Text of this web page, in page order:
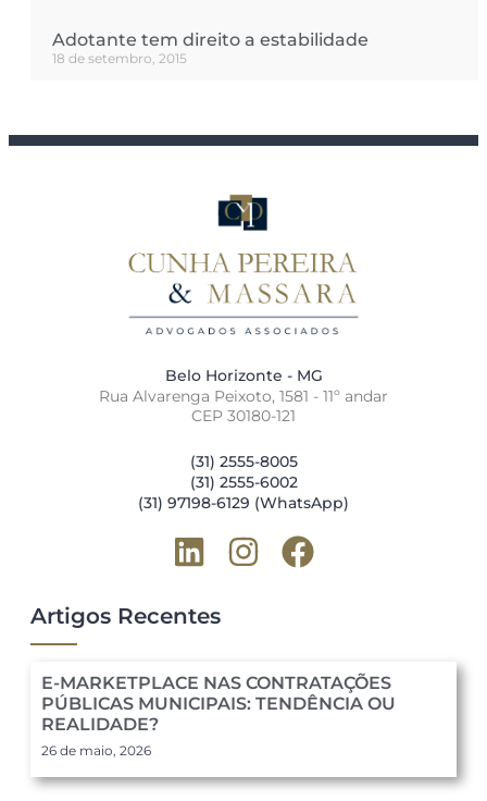
Adotante tem direito a estabilidade
18 de setembro, 2015
Belo Horizonte - MG
Rua Alvarenga Peixoto, 1581 - 11º andar
CEP 30180-121
(31) 2555-8005
(31) 2555-6002
(31) 97198-6129 (WhatsApp)
Artigos Recentes
E-MARKETPLACE NAS CONTRATAÇÕES
PÚBLICAS MUNICIPAIS: TENDÊNCIA OU
REALIDADE?
26 de maio, 2026